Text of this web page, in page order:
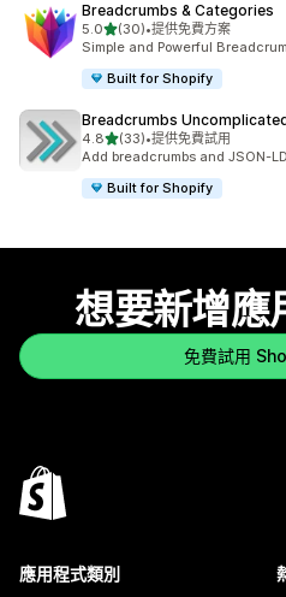
Breadcrumbs & Categories
5.0滿分 5 顆星
(30)
共有 30 則評價
•提供免費方案
Simple and Powerful
Built for Shopify
Breadcrumbs
4.8滿分 5 顆星
(33)
共有 33 則評價
•提供免費試用
Add breadcrumbs and JSON-
Built for Shopify
想要新增應
免費試用
應用程式類別